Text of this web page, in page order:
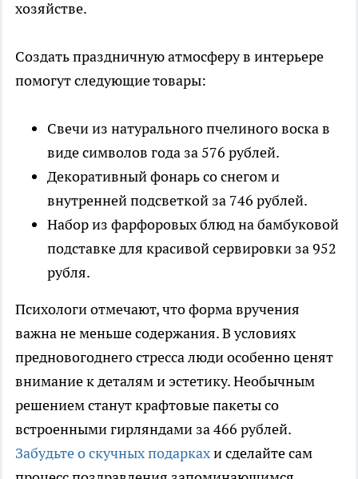
хозяйстве.
Создать праздничную атмосферу в интерьере
помогут следующие товары:
Свечи из натурального пчелиного воска в
виде символов года за 576 рублей.
Декоративный фонарь со снегом и
внутренней подсветкой за 746 рублей.
Набор из фарфоровых блюд на бамбуковой
подставке для красивой сервировки за 952
рубля.
Психологи отмечают, что форма вручения
важна не меньше содержания. В условиях
предновогоднего стресса люди особенно ценят
внимание к деталям и эстетику. Необычным
решением станут крафтовые пакеты со
встроенными гирляндами за 466 рублей.
Забудьте о скучных подаркахи сделайте сам